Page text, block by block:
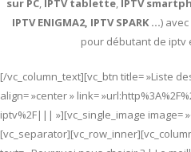
sur PC, IPTVtablette, IPTV
IPTV ENIGMA2, IPTV SPARK …)
pour débutant de iptv
[/vc_column_text][vc_btn title= »Liste
align= »center » link=
iptv%2F||| »][vc_single_image image=